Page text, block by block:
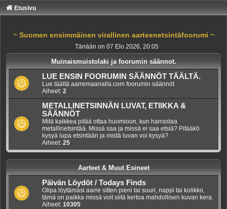
Etusivu
~ Suomen ensimmäinen virallinen aarteenetsintäfoorumi ~
Tänään on 07 Elo 2026, 20:05
Muinaismuistolaki ja foorumin säännot.
LUE ENSIN FOORUMIN SÄÄNNÖT TÄÄLTÄ.
Lue täältä aarremaanalla.com foorumin säännöt
Aiheet: 2
METALLINETSINNÄN LUVAT, ETIIKKA &
SÄÄNNÖT
Mitä kaikkea pitää ottaa huomioon, kun harrastaa
metallinetsintää. Missä saa ja missä ei saa etsiä? Pitääkö
kysyä lupa etsintään ja mistä luvan voi kysyä?
Aiheet: 25
Aarteet & Muut Esineet
Päivän Löydöt / Todays Finds
Olipa löytämäsi aarre sitten pieni tai suuri, nappi tai kolikko,
tämä on paikka missä voit siitä kertoa mahdollisen kuvan kera.
Aiheet: 10305